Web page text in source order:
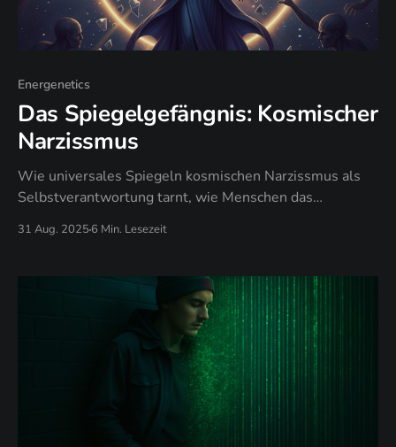
Energenetics
Das Spiegelgefängnis: Kosmischer
Narzissmus
Wie universales Spiegeln kosmischen Narzissmus als
Selbstverantwortung tarnt, wie Menschen das
Verantwortung zu entgehen, und wann selektives
31 Aug. 2025 6 Min. Lesezeit